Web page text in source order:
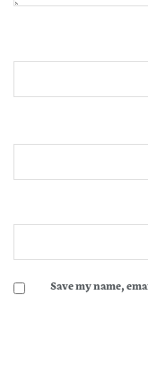
Save my name,